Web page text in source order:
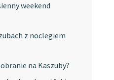
weekend
z noclegiem
na Kaszuby?